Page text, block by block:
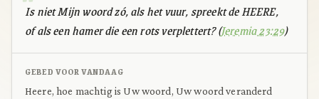
Is niet Mijn woord zó, als het vuur, spreekt de HEERE,
of als een hamer die een rots verplettert? (Jeremia 23:29)
GEBED VOOR VANDAAG
Heere, hoe machtig is Uw woord, Uw woord veranderd